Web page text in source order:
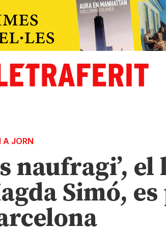
A JORN
naufragi’,
Simó,